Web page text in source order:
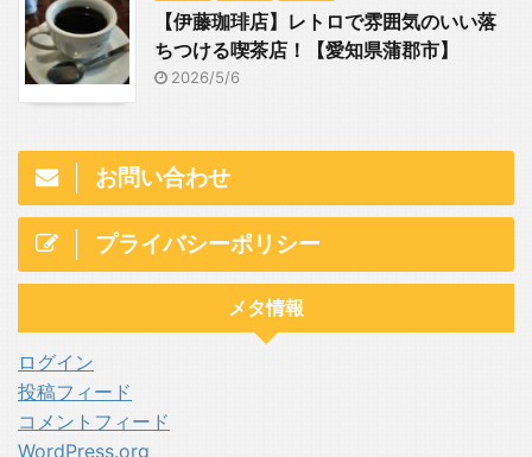
【伊藤珈琲店】レトロで雰囲気のいい落
ちつける喫茶店！【愛知県蒲郡市】
2026/5/6
お問い合わせ
プライバシーポリシー
メタ情報
ログイン
投稿フィード
コメントフィード
WordPress.org